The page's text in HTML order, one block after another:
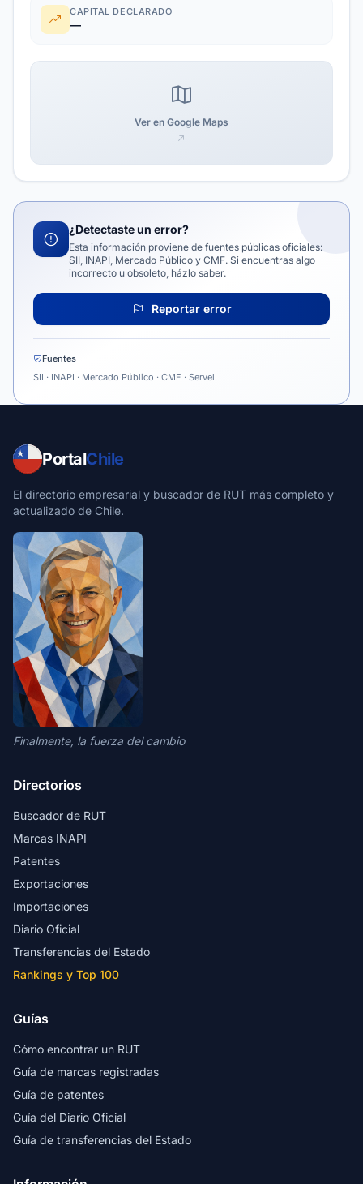
CAPITAL DECLARADO
—
Ver en Google Maps
¿Detectaste un error?
Esta información proviene de fuentes públicas oficiales:
SII, INAPI, Mercado Público y CMF. Si encuentras algo
incorrecto u obsoleto, házlo saber.
Reportar error
Fuentes
SII · INAPI · Mercado Público · CMF · Servel
PortalChile
El directorio empresarial y buscador de RUT más completo y
actualizado de Chile.
Finalmente, la fuerza del cambio
Directorios
Buscador de RUT
Marcas INAPI
Patentes
Exportaciones
Importaciones
Diario Oficial
Transferencias del Estado
Rankings y Top 100
Guías
Cómo encontrar un RUT
Guía de marcas registradas
Guía de patentes
Guía del Diario Oficial
Guía de transferencias del Estado